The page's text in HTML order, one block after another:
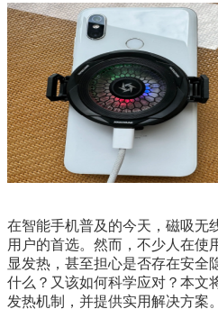
在智能手机普及的今天，磁吸无
用户的首选。然而，不少人在使
显发热，甚至担心是否存在安全
什么？又该如何科学应对？本文
发热机制，并提供实用解决方案。